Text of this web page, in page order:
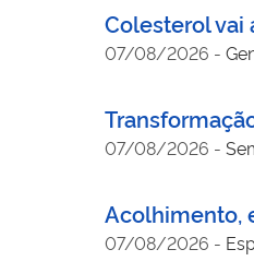
Colesterol
07/08/2026 -
07/08/2026 -
Acolhimento,
07/08/2026 -